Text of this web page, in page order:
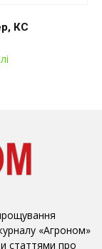
КС
«Агроном»
статтями про